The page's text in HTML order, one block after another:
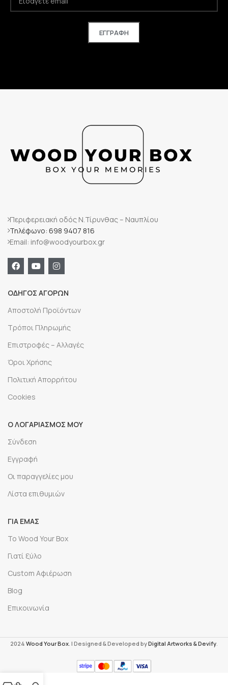
Περιφερειακή οδός Ν.Τίρυνθας – Ναυπλίου
Τηλέφωνο: 698 9407 816
Email: info@woodyourbox.gr
ΟΔΗΓΟΣ ΑΓΟΡΩΝ
Αποστολή Προϊόντων
Τρόποι Πληρωμής
Επιστροφές – Αλλαγές
Όροι Χρήσης
Πολιτική Απορρήτου
Cookies
Ο ΛΟΓΑΡΙΑΣΜΟΣ ΜΟΥ
Σύνδεση
Εγγραφή
Οι παραγγελίες μου
Λίστα επιθυμιών
ΓΙΑ ΕΜΆΣ
Το Wood Your Box
Γιατί ξύλο
Custom Αφιέρωση
Blog
Επικοινωνία
2024 Wood Your Box . | Designed & Developed byDigital Artworks & Devify